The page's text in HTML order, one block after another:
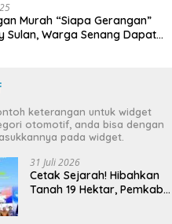
Murah “Siapa Gerangan”
Sulan, Warga Senang Dapat
keterangan untuk widget
otomotif, anda bisa dengan
pada widget.
31 Juli 2026
Cetak Sejarah! Hibahkan
Tanah 19 Hektar, Pemkab